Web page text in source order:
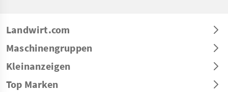
Landwirt.com
Maschinengruppen
Kleinanzeigen
Top Marken